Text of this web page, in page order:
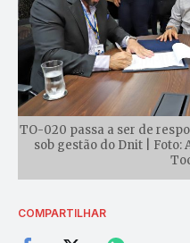
TO-020 passa a ser de
sob gestão do Dnit | Foto:
COMPARTILHAR